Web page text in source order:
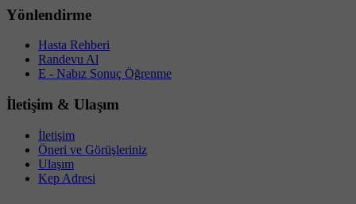
Yönlendirme
Hasta Rehberi
Randevu Al
E - Nabız Sonuç Öğrenme
İletişim & Ulaşım
İletişim
Öneri ve Görüşleriniz
Ulaşım
Kep Adresi